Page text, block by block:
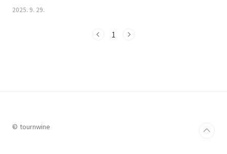
떠나는 과정이 방송되었다. 특히 싱가포르에서 페리로 단 1시간이면 도
서 독박즈와 하승진이 다녀간 이후 여행지로서의 매력이 재조명되고 있
2025. 9. 29.
1
© tournwine